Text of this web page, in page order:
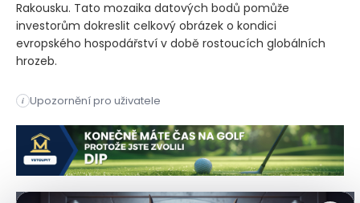
Rakousku. Tato mozaika datových bodů pomůže
investorům dokreslit celkový obrázek o kondici
evropského hospodářství v době rostoucích globálních
hrozeb.
i Upozornění pro uživatele
Americký Úřad obchodního zmocněnce navrhuje